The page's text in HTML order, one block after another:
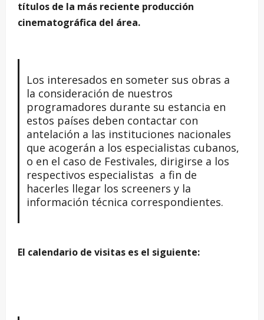
títulos de la más reciente producción
cinematográfica del área.
Los interesados en someter sus obras a
la consideración de nuestros
programadores durante su estancia en
estos países deben contactar con
antelación a las instituciones nacionales
que acogerán a los especialistas cubanos,
o en el caso de Festivales, dirigirse a los
respectivos especialistas a fin de
hacerles llegar los screeners y la
información técnica correspondientes.
El calendario de visitas es el siguiente: